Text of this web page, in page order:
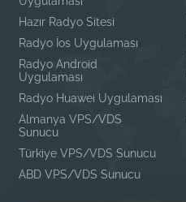
Hazır Radyo Sitesi
Radyo İos Uygulaması
Radyo Android
Uygulaması
Radyo Huawei Uygulaması
Almanya VPS/VDS
Sunucu
Türkiye VPS/VDS Sunucu
ABD VPS/VDS Sunucu